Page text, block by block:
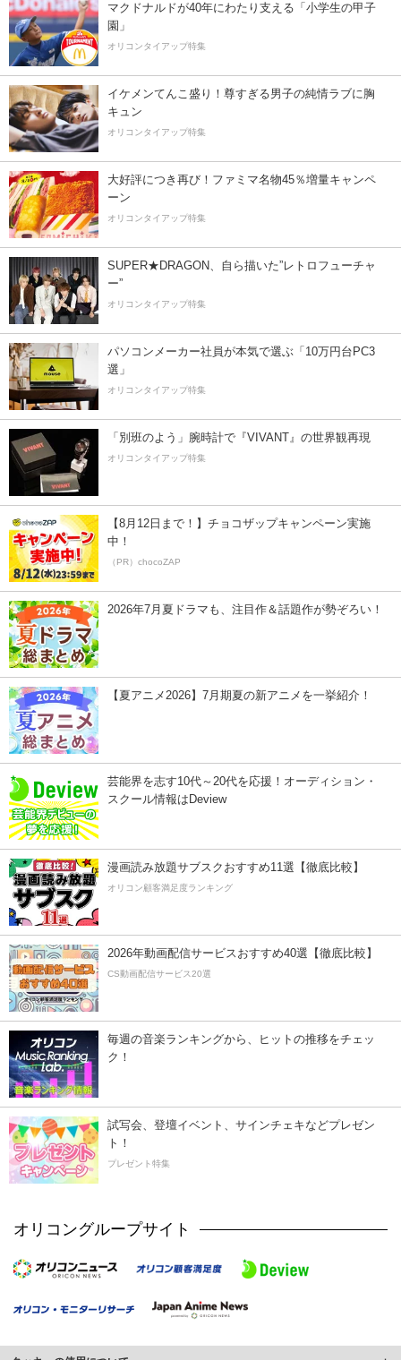
マクドナルドが40年にわたり支える「小学生の甲子
園」
オリコンタイアップ特集
イケメンてんこ盛り！尊すぎる男子の純情ラブに胸
キュン
オリコンタイアップ特集
大好評につき再び！ファミマ名物45％増量キャンペ
ーン
オリコンタイアップ特集
SUPER★DRAGON、自ら描いた”レトロフューチャ
ー”
オリコンタイアップ特集
パソコンメーカー社員が本気で選ぶ「10万円台PC3
選」
オリコンタイアップ特集
「別班のよう」腕時計で『VIVANT』の世界観再現
オリコンタイアップ特集
【8月12日まで！】チョコザップキャンペーン実施
中！
（PR）chocoZAP
2026年7月夏ドラマも、注目作＆話題作が勢ぞろい！
【夏アニメ2026】7月期夏の新アニメを一挙紹介！
芸能界を志す10代～20代を応援！オーディション・
スクール情報はDeview
漫画読み放題サブスクおすすめ11選【徹底比較】
オリコン顧客満足度ランキング
2026年動画配信サービスおすすめ40選【徹底比較】
CS動画配信サービス20選
毎週の音楽ランキングから、ヒットの推移をチェッ
ク！
試写会、登壇イベント、サインチェキなどプレゼン
ト！
プレゼント特集
オリコングループサイト